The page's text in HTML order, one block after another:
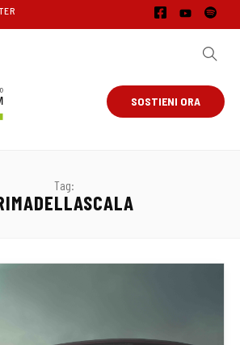
SOSTIENI ORA
Tag: